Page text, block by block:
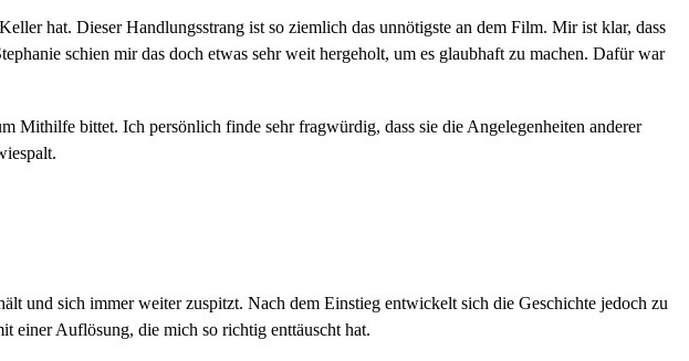
hat. Dieser Handlungsstrang ist so ziemlich das unnötigste an dem Film. Mir ist klar, dass
schien mir das doch etwas sehr weit hergeholt, um es glaubhaft zu machen. Dafür war
bittet. Ich persönlich finde sehr fragwürdig, dass sie die Angelegenheiten anderer
und sich immer weiter zuspitzt. Nach dem Einstieg entwickelt sich die Geschichte jedoch zu
einer Auflösung, die mich so richtig enttäuscht hat.